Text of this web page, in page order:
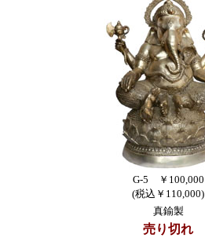
G-5 ￥100,000
(税込￥110,000)
真鍮製
売り切れ